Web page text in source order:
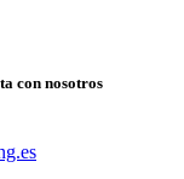
con nosotros